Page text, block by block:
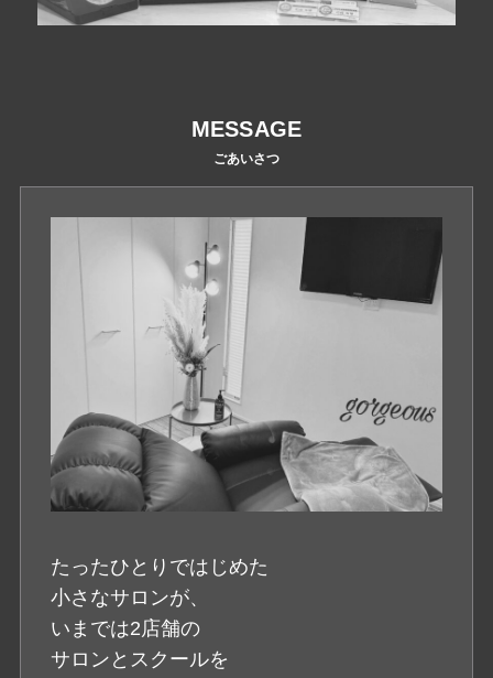
MESSAGE
ごあいさつ
たったひとりではじめた
小さなサロンが、
いまでは2店舗の
サロンとスクールを